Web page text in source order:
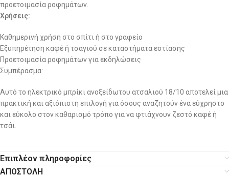
προετοιμασία ροφημάτων.
Χρήσεις:
Καθημερινή χρήση στο σπίτι ή στο γραφείο
Εξυπηρέτηση καφέ ή τσαγιού σε καταστήματα εστίασης
Προετοιμασία ροφημάτων για εκδηλώσεις
Συμπέρασμα:
Αυτό το ηλεκτρικό μπρίκι ανοξείδωτου ατσαλιού 18/10 αποτελεί μια
πρακτική και αξιόπιστη επιλογή για όσους αναζητούν ένα εύχρηστο
και εύκολο στον καθαρισμό τρόπο για να φτιάχνουν ζεστό καφέ ή
τσάι.
Επιπλέον πληροφορίες
ΑΠΟΣΤΟΛΗ